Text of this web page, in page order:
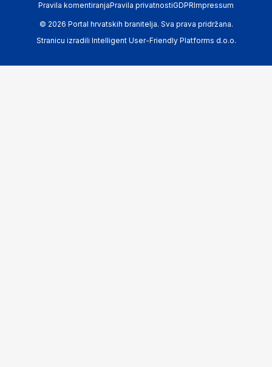
Pravila komentiranjaPravila privatnostiGDPRImpressum
© 2026 Portal hrvatskih branitelja. Sva prava pridržana.
Stranicu izradili Intelligent User-Friendly Platforms d.o.o.